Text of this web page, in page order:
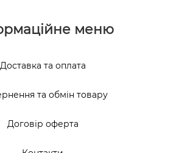
меню
Доставка та оплата
та обмін товару
Договір оферта